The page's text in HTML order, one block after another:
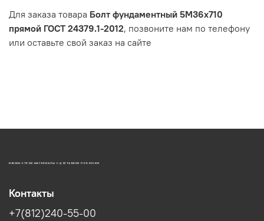
Для заказа товара Болт фундаментный 5М36х710
прямой ГОСТ 24379.1-2012, позвоните нам по телефону
или оставьте свой заказ на сайте
ИЖОРА-СТРОЙ МАТЕРИАЛЫ С ДОСТАВКОЙ ПО РОССИИ
Контакты
+7(812)240-55-00